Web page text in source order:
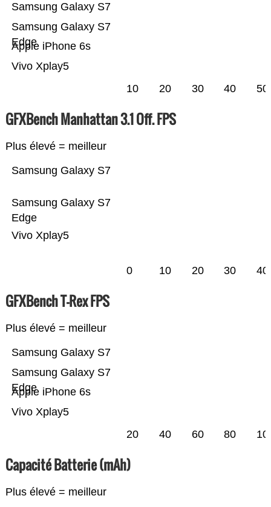
Vivo Xplay5
Apple iPhone 6s
Samsung Galaxy S7
Edge
Samsung Galaxy S7
10 20 30 40 50
GFXBench Manhattan 3.1 Off. FPS
Plus élevé = meilleur
Vivo Xplay5
Samsung Galaxy S7
Edge
Samsung Galaxy S7
0 10 20 30 40
GFXBench T-Rex FPS
Plus élevé = meilleur
Vivo Xplay5
Apple iPhone 6s
Samsung Galaxy S7
Edge
Samsung Galaxy S7
20 40 60 80
Capacité Batterie (mAh)
Plus élevé = meilleur